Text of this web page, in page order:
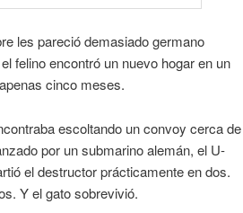
les pareció demasiado germano
felino encontró un nuevo hogar en un
cinco meses.
escoltando un convoy cerca de
por un submarino alemán, el U-
el destructor prácticamente en dos.
Y el gato sobrevivió.